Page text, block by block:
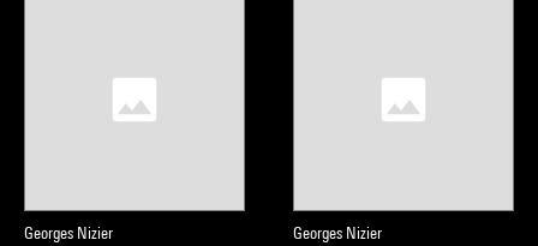
Georges Nizier
Georges Nizier